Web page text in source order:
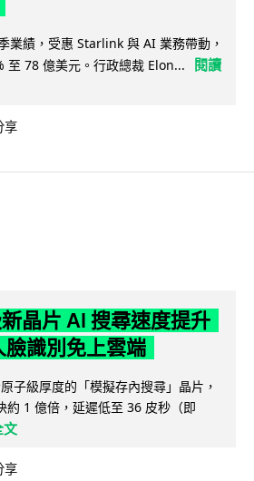
業績，受惠 Starlink 與 AI 業務帶動，
至 78 億美元。行政總裁 Elon...
閱讀
享
晶片 AI 搜尋速度提升
臉識別免上雲端
子級厚度的「模擬存內搜尋」晶片，
約 1 億倍，延遲低至 36 皮秒（即
文
享